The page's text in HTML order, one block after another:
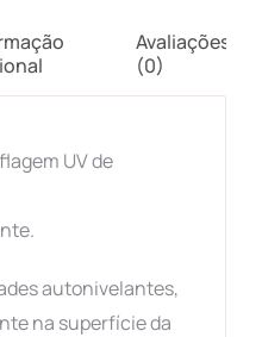
Avaliações
(0)
UV de
autonivelantes,
na superfície da